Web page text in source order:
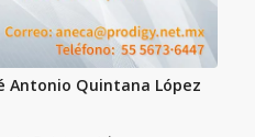
Antonio Quintana López